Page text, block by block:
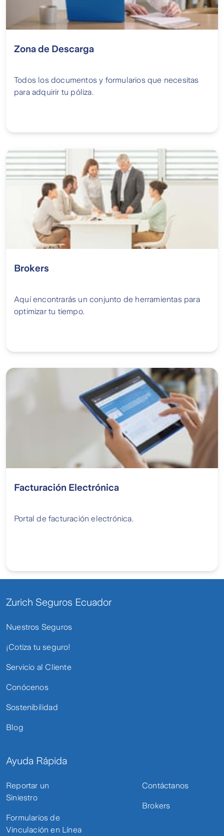
Zona de Descarga
Todos los documentos y formularios que necesitas
para adquirir tu póliza.
Brokers
Aquí encontrarás un conjunto de herramientas para
optimizar tu tiempo.
Facturación Electrónica
Portal de facturación electrónica.
Zurich Seguros Ecuador
Nuestros Seguros
¡Cotiza tu seguro!
Servicio al Cliente
Conócenos
Sostenibilidad
Blog
Ayuda Rápida
Reportar un
Siniestro
Formularios de
Vinculación en Línea
Contáctanos
Brokers